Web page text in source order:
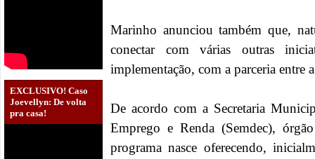
EXCLUSIVO! Caso
Joevellyn: De volta
pra casa!
Marinho anunciou também que,
conectar com várias outras
implementação, com a parceria entre
De acordo com a Secretaria
Emprego e Renda (Semdec),
programa nasce oferecendo,